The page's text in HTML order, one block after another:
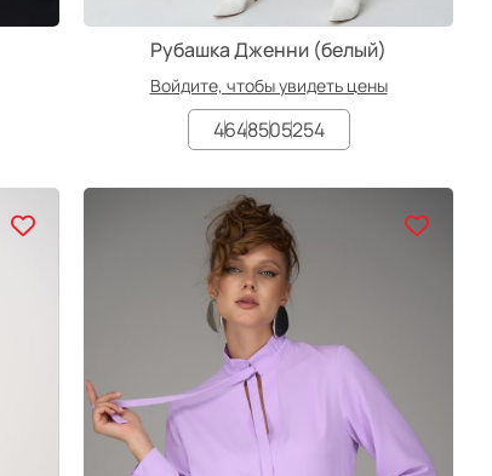
Рубашка Дженни (белый)
Войдите, чтобы увидеть цены
4648505254